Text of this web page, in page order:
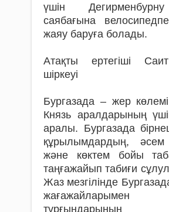
үшін
саябағына
жаяу баруға болады.
Атақты ертегіші
шіркеуі
Бургазада – жер
Князь аралдарының
аралы. Бургазада
құрылымдардың, әсем
және көктем бойы
таңғажайып табиғи
Жаз мезгілінде
жағажайларымен
тұрғындарының